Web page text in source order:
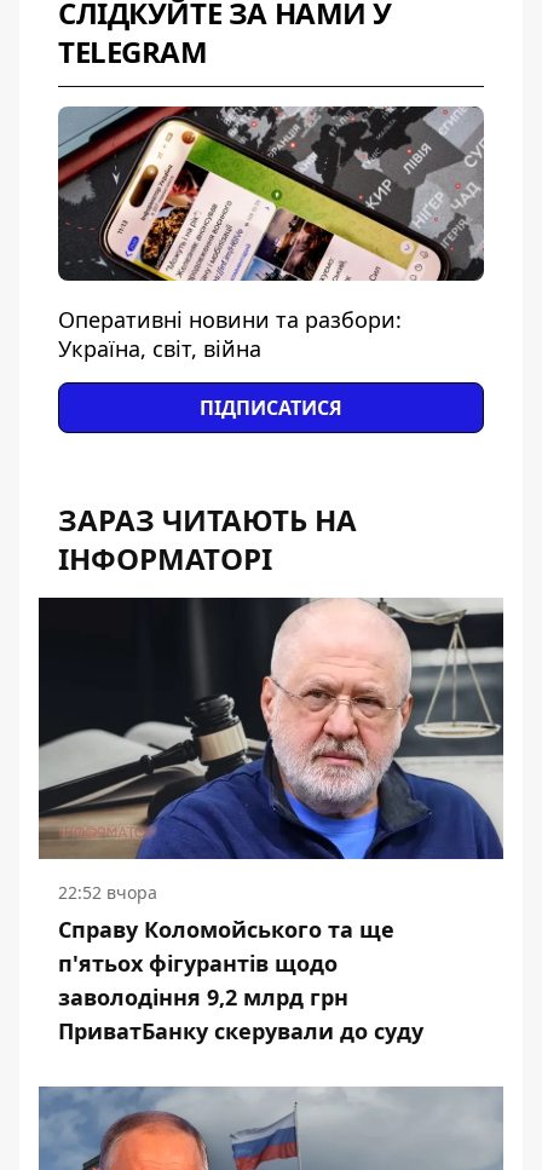
СЛІДКУЙТЕ ЗА НАМИ У
TELEGRAM
Оперативні новини та разбори:
Україна, світ, війна
ПІДПИСАТИСЯ
ЗАРАЗ ЧИТАЮТЬ НА
ІНФОРМАТОРІ
22:52 вчора
Справу Коломойського та ще
п'ятьох фігурантів щодо
заволодіння 9,2 млрд грн
ПриватБанку скерували до суду